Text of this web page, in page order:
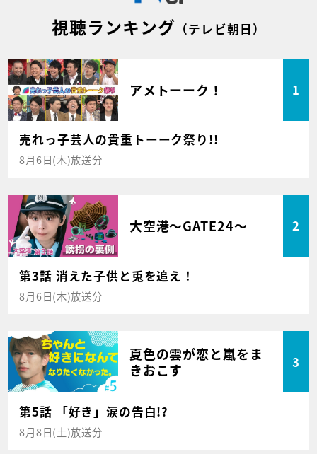
視聴ランキング （テレビ朝日）
アメトーーク！ 1
売れっ子芸人の貴重トーーク祭り!!
8月6日(木)放送分
大空港～GATE24～ 2
第3話 消えた子供と兎を追え！
8月6日(木)放送分
夏色の雲が恋と嵐をま
きおこす
3
第5話 「好き」涙の告白!?
8月8日(土)放送分